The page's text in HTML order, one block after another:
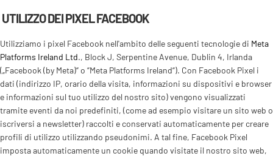
UTILIZZO DEI PIXEL FACEBOOK
Utilizziamo i pixel Facebook nell'ambito delle seguenti tecnologie di Meta
Platforms Ireland Ltd., Block J, Serpentine Avenue, Dublin 4, Irlanda
(„Facebook (by Meta)“ o “Meta Platforms Ireland“). Con Facebook Pixel i
dati (indirizzo IP, orario della visita, informazioni su dispositivi e browser
e informazioni sul tuo utilizzo del nostro sito) vengono visualizzati
tramite eventi da noi predefiniti, (come ad esempio visitare un sito web o
iscriversi a newsletter) raccolti e conservati automaticamente per creare
profili di utilizzo utilizzando pseudonimi. A tal fine, Facebook Pixel
imposta automaticamente un cookie quando visitate il nostro sito web,